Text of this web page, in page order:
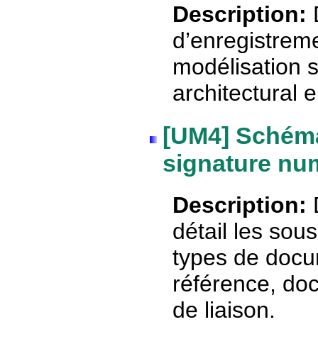
Description:
modélisation
architectural
[UM4]
signature
Description:
détail les
types de
référence,
de liaison.